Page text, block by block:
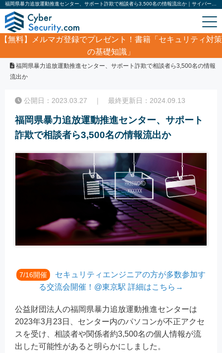
【無料】
メルマガ登録でプレゼント！書籍「セキュリティ対策
の基礎知識」
サイバーセキュリティ・情報漏洩ニュース
福岡県暴力追放運動推進センター、サポート詐欺で相談者ら3,500名の情報
流出か
公開日：2023.03.27 ｜ 最終更新日：2024.09.13
福岡県暴力追放運動推進センター、サポート
詐欺で相談者ら3,500名の情報流出か
7/16開催
セキュリティエンジニアの方が多数参加す
る交流会開催！@東京駅 詳細はこちら→
公益財団法人の福岡県暴力追放運動推進センターは
2023年3月23日、センター内のパソコンが不正アクセ
スを受け、相談者や関係者約3,500名の個人情報が流
出した可能性があると明らかにしました。